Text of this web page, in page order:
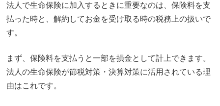
法人で生命保険に加入するときに重要なのは、保険料を支
払った時と、解約してお金を受け取る時の税務上の扱いで
す。
まず、保険料を支払うと一部を損金として計上できます。
法人の生命保険が節税対策・決算対策に活用されている理
由はこれです。